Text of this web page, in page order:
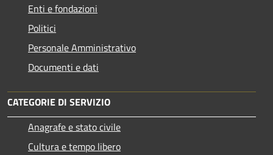
Enti e fondazioni
Politici
Personale Amministrativo
Documenti e dati
CATEGORIE DI SERVIZIO
Anagrafe e stato civile
Cultura e tempo libero